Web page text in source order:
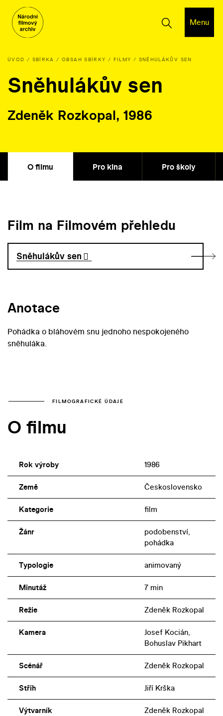
Menu
ÚVOD SBÍRKA OBSAH SBÍRKY FILMY SNĚHULÁKŮV SEN
Sněhulákův sen
Zdeněk Rozkopal, 1986
O filmu Pro kina Pro školy
Film na Filmovém přehledu
Sněhulákův sen
Anotace
Pohádka o bláhovém snu jednoho nespokojeného
sněhuláka.
FILMOGRAFICKÉ ÚDAJE
O filmu
Rok výroby 1986
Země Československo
Kategorie film
Žánr
podobenství,
pohádka
Typologie animovaný
Minutáž 7 min
Režie Zdeněk Rozkopal
Kamera
Josef Kocián,
Bohuslav Pikhart
Scénář Zdeněk Rozkopal
Střih Jiří Krška
Výtvarník Zdeněk Rozkopal